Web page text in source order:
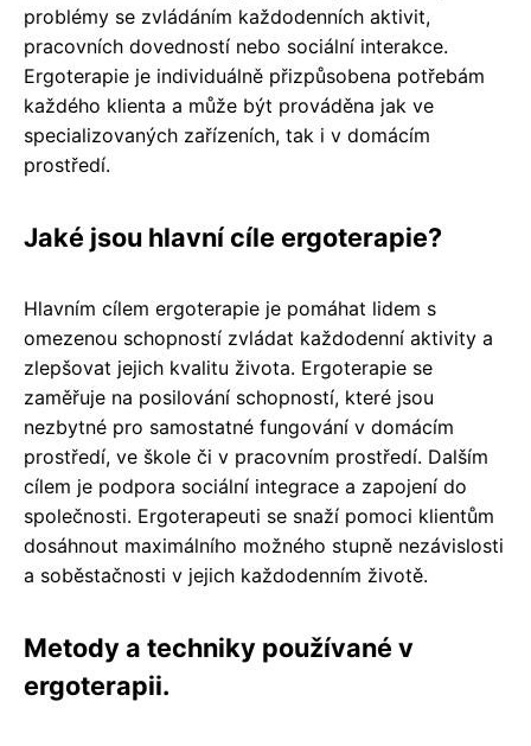
problémy se zvládáním každodenních aktivit,
pracovních dovedností nebo sociální interakce.
Ergoterapie je individuálně přizpůsobena potřebám
každého klienta a může být prováděna jak ve
specializovaných zařízeních, tak i v domácím
prostředí.
Jaké jsou hlavní cíle ergoterapie?
Hlavním cílem ergoterapie je pomáhat lidem s
omezenou schopností zvládat každodenní aktivity a
zlepšovat jejich kvalitu života. Ergoterapie se
zaměřuje na posilování schopností, které jsou
nezbytné pro samostatné fungování v domácím
prostředí, ve škole či v pracovním prostředí. Dalším
cílem je podpora sociální integrace a zapojení do
společnosti. Ergoterapeuti se snaží pomoci klientům
dosáhnout maximálního možného stupně nezávislosti
a soběstačnosti v jejich každodenním životě.
Metody a techniky používané v
ergoterapii.